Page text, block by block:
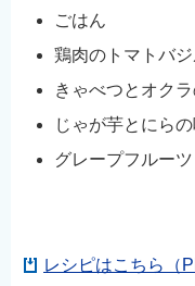
ごはん
鶏肉のトマトバ
きゃべつとオク
じゃが芋とにら
グレープフルーツ
レシピはこちら（
한국어
नेपाली
Filipino